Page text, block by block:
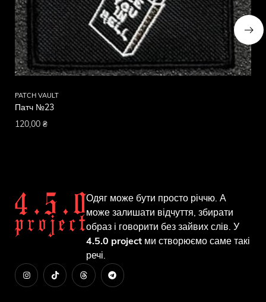
PATCH VAULT
Патч №23
120,00 ₴
Одяг може бути просто річчю. А
може залишати відчуття, збирати
образ і говорити без зайвих слів. У
4.5.0 project ми створюємо саме такі
речі.